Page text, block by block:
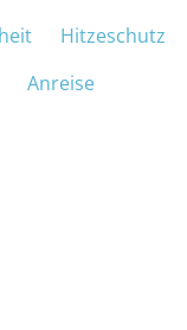
Hitzeschutz
Anreise